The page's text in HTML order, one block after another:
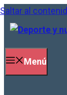
Saltar al
Menú